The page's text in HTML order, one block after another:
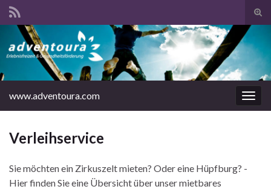
www.adventoura.com
Verleihservice
Sie möchten ein Zirkuszelt mieten? Oder eine Hüpfburg? -
Hier finden Sie eine Übersicht über unser mietbares